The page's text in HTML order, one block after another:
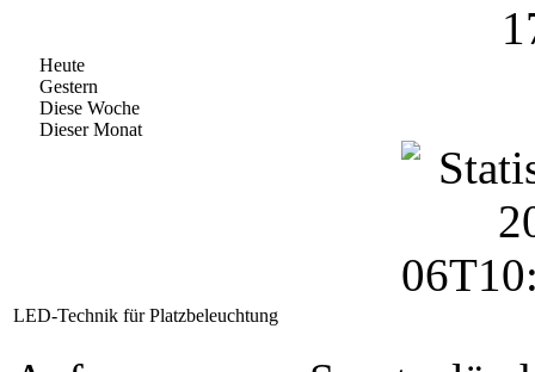
Heute
Gestern
Diese Woche
Dieser Monat
LED-Technik für Platzbeleuchtung